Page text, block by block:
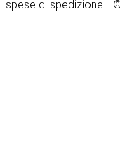
spese di spedizione. |